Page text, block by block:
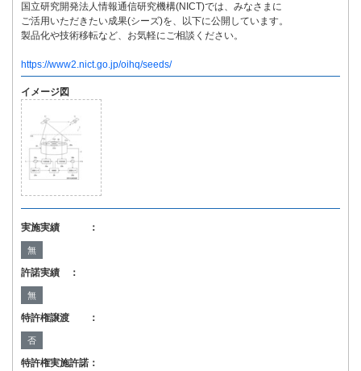
国立研究開発法人情報通信研究機構(NICT)では、みなさまに
ご活用いただきたい成果(シーズ)を、以下に公開しています。
製品化や技術移転など、お気軽にご相談ください。
https://www2.nict.go.jp/oihq/seeds/
イメージ図
実施実績 ：
無
許諾実績 ：
無
特許権譲渡 ：
否
特許権実施許諾：